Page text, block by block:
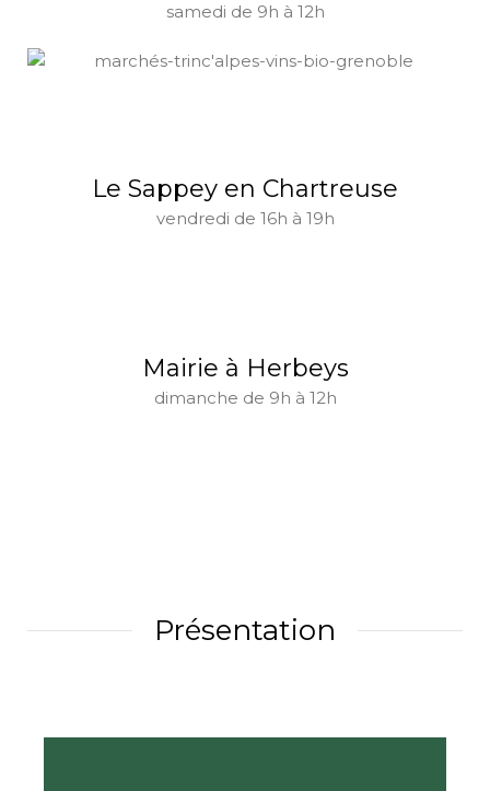
samedi de 9h à 12h
Le Sappey en Chartreuse
vendredi de 16h à 19h
Mairie à Herbeys
dimanche de 9h à 12h
Présentation